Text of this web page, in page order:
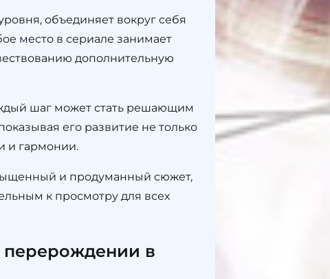
объединяет вокруг себя
место в сериале занимает
дополнительную
шаг может стать решающим
его развитие не только
и гармонии.
и продуманный сюжет,
к просмотру для всех
в